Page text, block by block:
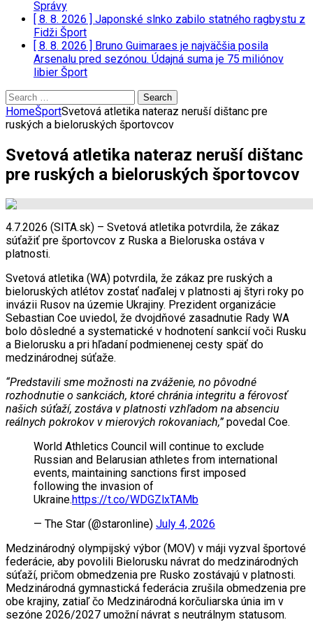
Správy
[ 8. 8. 2026 ] Japonské slnko zabilo statného ragbystu z
Fidži Šport
[ 8. 8. 2026 ] Bruno Guimaraes je najväčšia posila
Arsenalu pred sezónou. Údajná suma je 75 miliónov
libier Šport
Search
for:
HomeŠportSvetová atletika nateraz neruší dištanc pre
ruských a bieloruských športovcov
Svetová atletika nateraz neruší dištanc
pre ruských a bieloruských športovcov
4.7.2026 (SITA.sk) – Svetová atletika potvrdila, že zákaz
súťažiť pre športovcov z Ruska a Bieloruska ostáva v
platnosti.
Svetová atletika (WA) potvrdila, že zákaz pre ruských a
bieloruských atlétov zostať naďalej v platnosti aj štyri roky po
invázii Rusov na územie Ukrajiny. Prezident organizácie
Sebastian Coe uviedol, že dvojdňové zasadnutie Rady WA
bolo dôsledné a systematické v hodnotení sankcií voči Rusku
a Bielorusku a pri hľadaní podmienenej cesty späť do
medzinárodnej súťaže.
“Predstavili sme možnosti na zváženie, no pôvodné
rozhodnutie o sankciách, ktoré chránia integritu a férovosť
našich súťaží, zostáva v platnosti vzhľadom na absenciu
reálnych pokrokov v mierových rokovaniach,”povedal Coe.
World Athletics Council will continue to exclude
Russian and Belarusian athletes from international
events, maintaining sanctions first imposed
following the invasion of
Ukraine.https://t.co/WDGZlxTAMb
— The Star (@staronline) July 4, 2026
Medzinárodný olympijský výbor (MOV) v máji vyzval športové
federácie, aby povolili Bielorusku návrat do medzinárodných
súťaží, pričom obmedzenia pre Rusko zostávajú v platnosti.
Medzinárodná gymnastická federácia zrušila obmedzenia pre
obe krajiny, zatiaľ čo Medzinárodná korčuliarska únia im v
sezóne 2026/2027 umožní návrat s neutrálnym statusom.